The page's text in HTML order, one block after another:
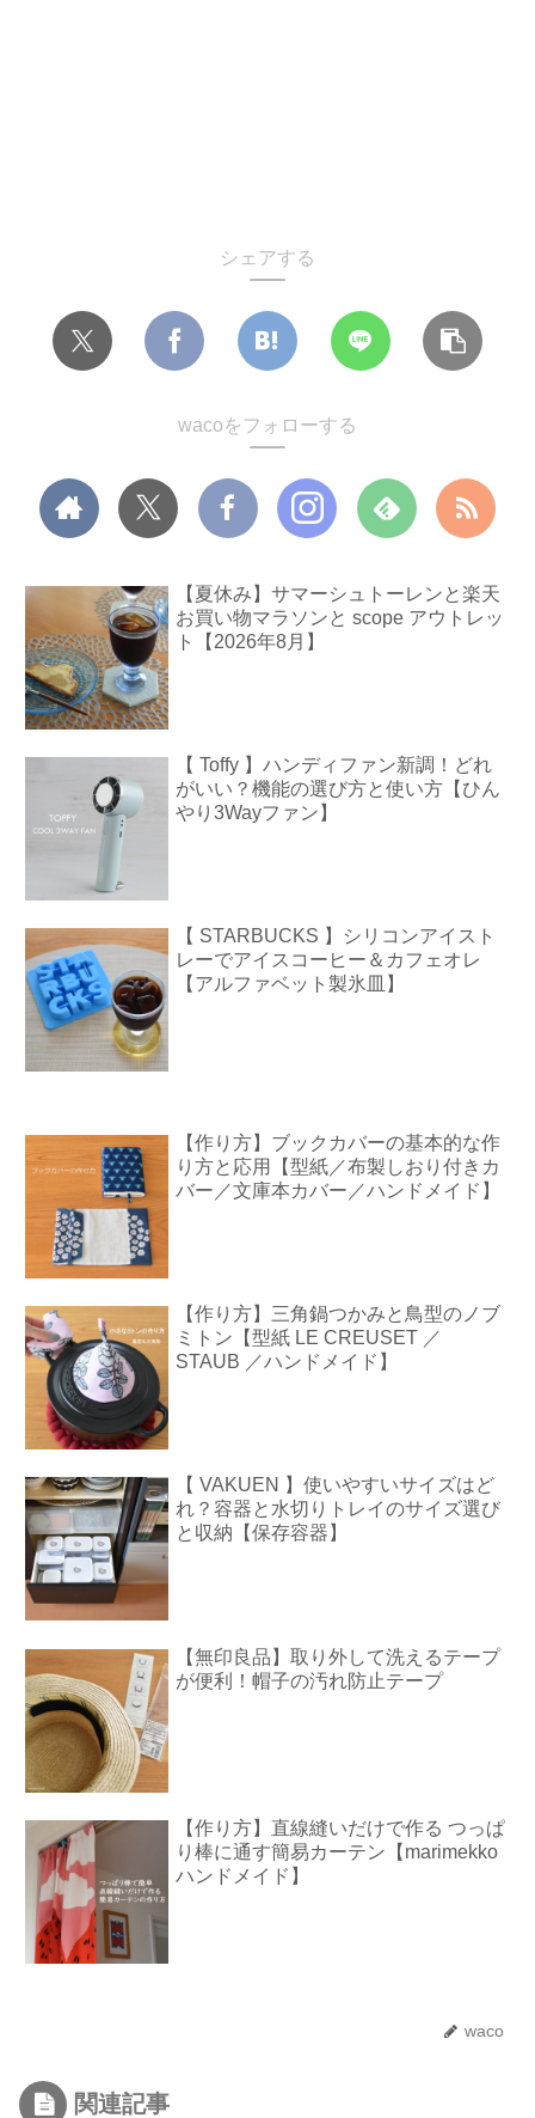
シェアする
wacoをフォローする
【夏休み】サマーシュトーレンと楽天
お買い物マラソンと scope アウトレッ
ト【2026年8月】
【 Toffy 】ハンディファン新調！どれ
がいい？機能の選び方と使い方【ひん
やり3Wayファン】
【 STARBUCKS 】シリコンアイスト
レーでアイスコーヒー＆カフェオレ
【アルファベット製氷皿】
【作り方】ブックカバーの基本的な作
り方と応用【型紙／布製しおり付きカ
バー／文庫本カバー／ハンドメイド】
【作り方】三角鍋つかみと鳥型のノブ
ミトン【型紙 LE CREUSET ／
STAUB ／ハンドメイド】
【 VAKUEN 】使いやすいサイズはど
れ？容器と水切りトレイのサイズ選び
と収納【保存容器】
【無印良品】取り外して洗えるテープ
が便利！帽子の汚れ防止テープ
【作り方】直線縫いだけで作る つっぱ
り棒に通す簡易カーテン【marimekko
ハンドメイド】
waco
関連記事